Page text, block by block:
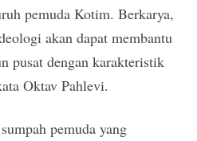
pemuda Kotim. Berkarya,
akan dapat membantu
pusat dengan karakteristik
Oktav Pahlevi.
pemuda yang